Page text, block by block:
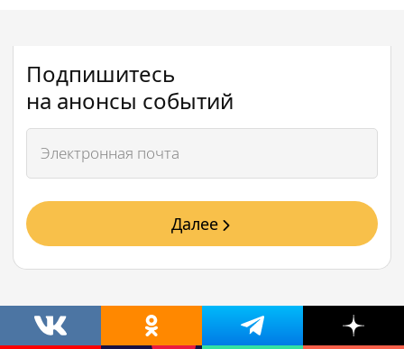
Подпишитесь
на анонсы событий
Далее